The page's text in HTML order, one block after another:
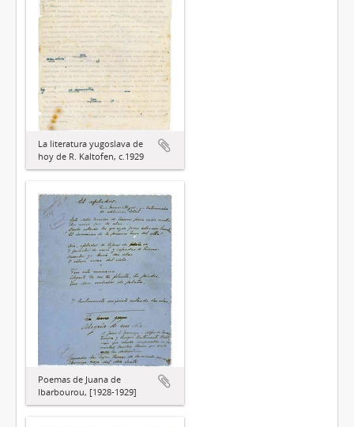
La literatura yugoslava de
hoy de R. Kaltofen, c.1929
Poemas de Juana de
Ibarbourou, [1928-1929]